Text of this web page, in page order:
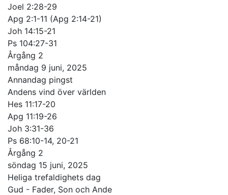
Joel 2:28-29
Apg 2:1-11 (Apg 2:14-21)
Joh 14:15-21
Ps 104:27-31
Årgång 2
måndag 9 juni, 2025
Annandag pingst
Andens vind över världen
Hes 11:17-20
Apg 11:19-26
Joh 3:31-36
Ps 68:10-14, 20-21
Årgång 2
söndag 15 juni, 2025
Heliga trefaldighets dag
Gud - Fader, Son och Ande